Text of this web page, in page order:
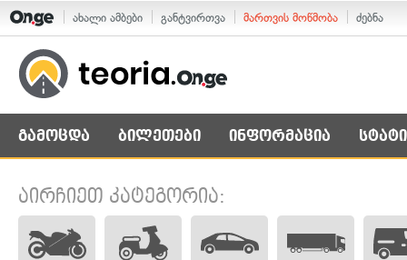
ახალი ამბები განტვირთვა მართვის მოწმობა ძებნა
გამოცდა ბილეთები ინფორმაცია
აირჩიეთ კატეგორია: